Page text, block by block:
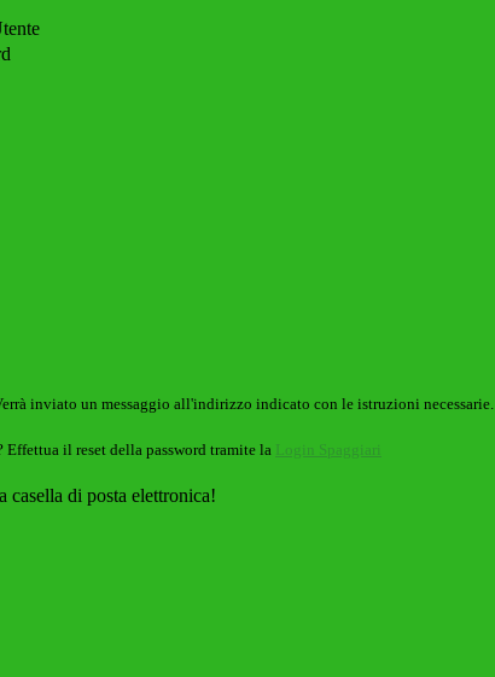
inviato un messaggio all'indirizzo indicato con le istruzioni necessarie.
Effettua il reset della password tramite la Login Spaggiari
casella di posta elettronica!